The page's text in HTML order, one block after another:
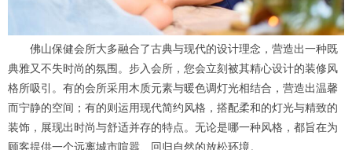
佛山保健会所大多融合了古典与现代的设计理念，营造出一种既
典雅又不失时尚的氛围。步入会所，您会立刻被其精心设计的装修风
格所吸引。有的会所采用木质元素与暖色调灯光相结合，营造出温馨
而宁静的空间；有的则运用现代简约风格，搭配柔和的灯光与精致的
装饰，展现出时尚与舒适并存的特点。无论是哪一种风格，都旨在为
顾客提供一个远离城市喧嚣、回归自然的放松环境。